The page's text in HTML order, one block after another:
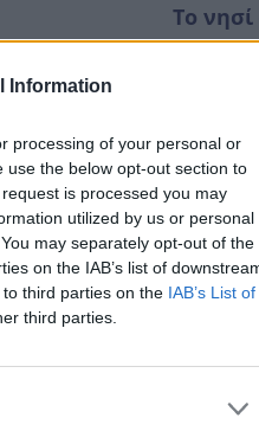
Information
processing of your personal or
the below opt-out section to
is processed you may
utilized by us or personal
may separately opt-out of the
on the IAB’s list of
third parties on the IAB’s List of
third parties.
πολέμο
Το
6